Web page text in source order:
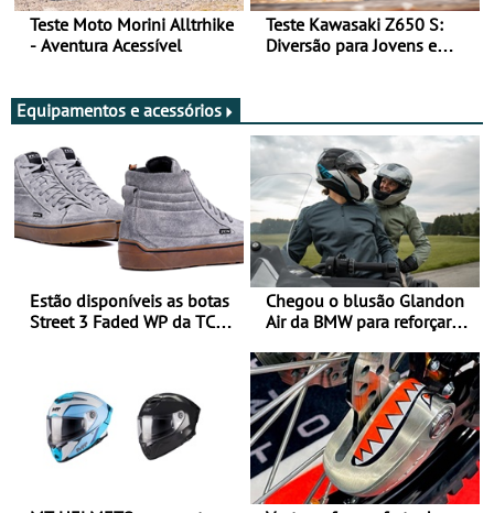
Teste Moto Morini Alltrhike
- Aventura Acessível
Teste Kawasaki Z650 S:
Diversão para Jovens e
Equipamentos e acessórios
Estão disponíveis as botas
Street 3 Faded WP da TCX
Chegou o blusão Glandon
Air da BMW para reforçar
verão